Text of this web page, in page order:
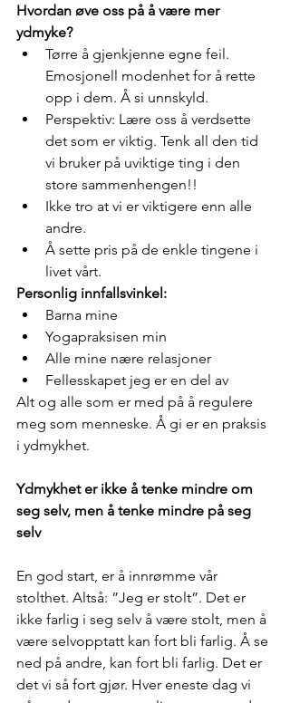
Hvordan øve oss på å være mer
ydmyke?
Tørre å gjenkjenne egne feil.
Emosjonell modenhet for å rette
opp i dem. Å si unnskyld.
Perspektiv: Lære oss å verdsette
det som er viktig. Tenk all den tid
vi bruker på uviktige ting i den
store sammenhengen!!
Ikke tro at vi er viktigere enn alle
andre.
Å sette pris på de enkle tingene i
livet vårt.
Personlig innfallsvinkel:
Barna mine
Yogapraksisen min
Alle mine nære relasjoner
Fellesskapet jeg er en del av
Alt og alle som er med på å regulere
meg som menneske. Å gi er en praksis
i ydmykhet.
Ydmykhet er ikke å tenke mindre om
seg selv, men å tenke mindre på seg
selv
En god start, er å innrømme vår
stolthet. Altså: ”Jeg er stolt”. Det er
ikke farlig i seg selv å være stolt, men å
være selvopptatt kan fort bli farlig. Å se
ned på andre, kan fort bli farlig. Det er
det vi så fort gjør. Hver eneste dag vi